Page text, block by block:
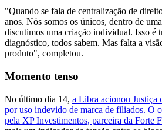
"Quando se fala de centralização de
anos. Nós somos os únicos, dentro de
discutimos uma criação individual. Isso é
diagnóstico, todos sabem. Mas falta a
produto", completou.
Momento tenso
No último dia 14, a Libra acionou Justiça
por uso indevido de marca de filiados. O
pela XP Investimentos, parceira da Forte